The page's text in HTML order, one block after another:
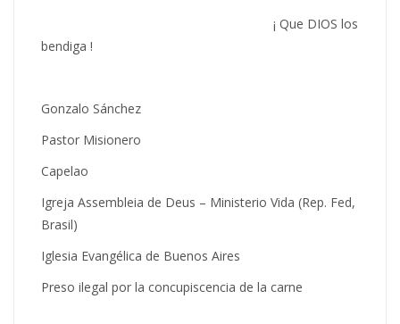
¡ Que DIOS los
bendiga !
Gonzalo Sánchez
Pastor Misionero
Capelao
Igreja Assembleia de Deus – Ministerio Vida (Rep. Fed,
Brasil)
Iglesia Evangélica de Buenos Aires
Preso ilegal por la concupiscencia de la carne